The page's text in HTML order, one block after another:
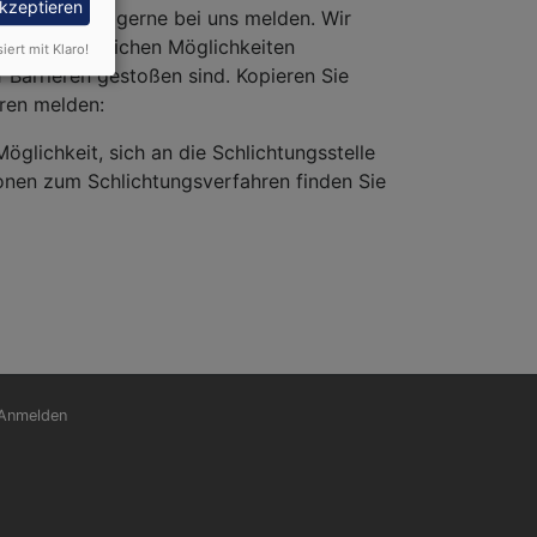
Sie sich gerne bei uns melden. Wir
wirtschaftlichen Möglichkeiten
gestoßen sind. Kopieren Sie
melden:
sich an die Schlichtungsstelle
zum Schlichtungsverfahren finden Sie
mit Klaro!